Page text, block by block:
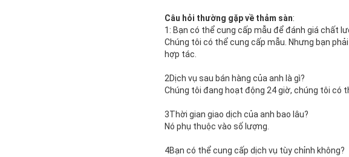
Câu hỏi thường gặp về thảm sàn:
1: Bạn có thể cung cấp mẫu để đánh giá chất
Chúng tôi có thể cung cấp mẫu. Nhưng bạn
hợp tác.
2Dịch vụ sau bán hàng của anh là gì?
Chúng tôi đang hoạt động 24 giờ, chúng tôi có
3Thời gian giao dịch của anh bao lâu?
Nó phụ thuộc vào số lượng.
4Bạn có thể cung cấp dịch vụ tùy chỉnh không?